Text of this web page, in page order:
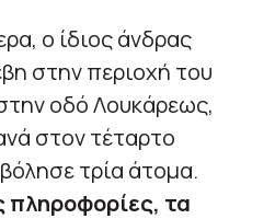
ο ίδιος άνδρας
στην περιοχή του
οδό Λουκάρεως,
στον τέταρτο
τρία άτομα.
πληροφορίες, τα